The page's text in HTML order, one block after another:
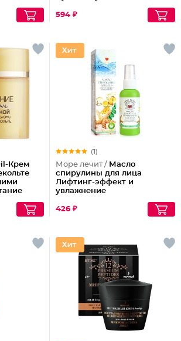
594 ₽
Крем
(1)
Море лечит / Масло
спирулины для лица
Лифтинг-эффект и
увлажнение
426 ₽